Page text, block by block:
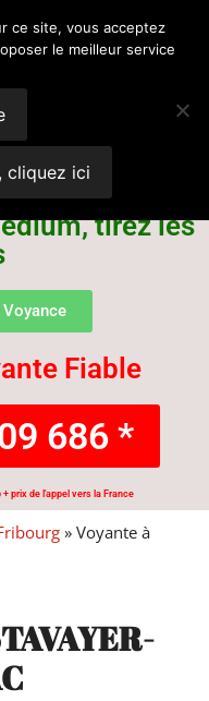
tirez les
Fiable
686 *
prix de l'appel vers la France
» Voyante à
ce site, vous acceptez
le meilleur service
cliquez ici